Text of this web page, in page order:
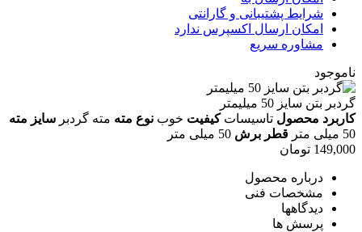
شرایط پشتیبانی و گارانتی
امکان ارسال اکسپرس ندارد
مشاوره سریع
ناموجود
گردبر بتن سایز 50 میلیمتر
کاربرد محصول تاسیسات کیفیت خوب نوع مته مته گردبر سایز مته
50 میلی متر
قطر برش
149,000 تومان
درباره محصول
مشخصات فنی
دیدگاهها
پرسش ها